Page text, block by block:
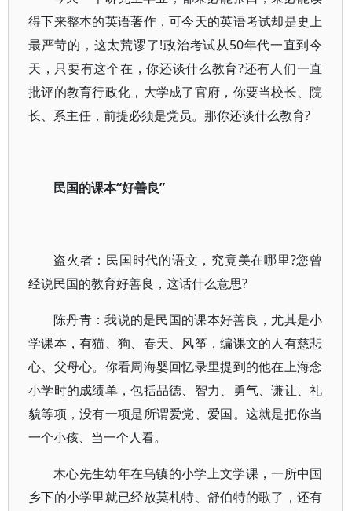
得下来整本的英语著作，可今天的英语考试却是史上
最严苛的，这太荒谬了!政治考试从50年代一直到今
天，只要有这个在，你还谈什么教育?还有人们一直
批评的教育行政化，大学成了官府，你要当校长、院
长、系主任，前提必须是党员。那你还谈什么教育?
民国的课本“好善良”
盗火者：民国时代的语文，究竟美在哪里?您曾
经说民国的教育好善良，这话什么意思?
陈丹青：我说的是民国的课本好善良，尤其是小
学课本，有猫、狗、春天、风筝，编课文的人有慈悲
心、父母心。你看周海婴回忆录里提到的他在上海念
小学时的成绩单，包括品德、智力、勇气、谦让、礼
貌等项，没有一项是所谓爱党、爱国。这就是把你当
一个小孩、当一个人看。
木心先生幼年在乌镇的小学上文学课，一所中国
乡下的小学里就已经放莫札特、舒伯特的歌了，还有